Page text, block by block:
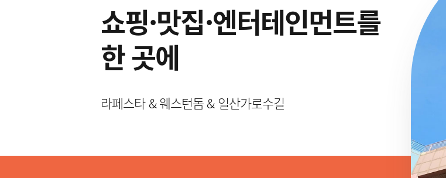
쇼핑·맛집·엔터테인먼트를
한 곳에
라페스타 & 웨스턴돔 & 일산가로수길